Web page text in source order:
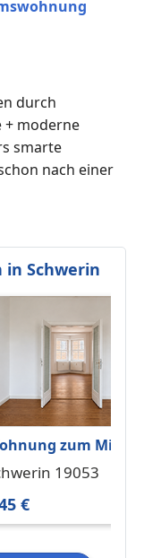
durch
+ moderne
smarte
nach einer
Schwerin
zum Mieten
945 € 80
19053
€